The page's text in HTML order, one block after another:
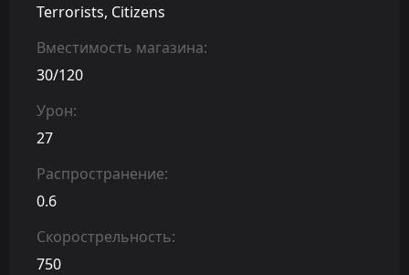
Terrorists, Citizens
Вместимость магазина:
30/120
Урон:
27
Распространение:
0.6
Скорострельность:
750